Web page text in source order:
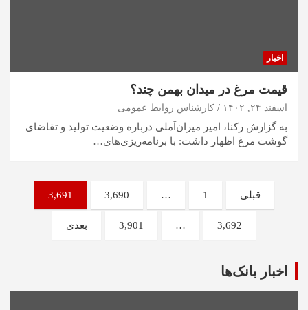
اخبار
قیمت مرغ در میدان بهمن چند؟
اسفند ۲۴, ۱۴۰۲ کارشناس روابط عمومی
به گزارش رکنا، امیر میران‌آملی درباره وضعیت تولید و تقاضای
گوشت مرغ اظهار داشت: با برنامه‌ریزی‌های…
صفحه‌بندی
نوشته‌ها
قبلی 1
…
3,690
3,691
3,692
…
3,901 بعدی
اخبار بانک‌ها